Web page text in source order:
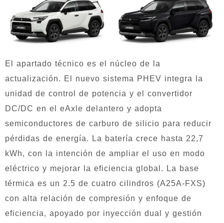
El apartado técnico es el núcleo de la
actualización. El nuevo sistema PHEV integra la
unidad de control de potencia y el convertidor
DC/DC en el eAxle delantero y adopta
semiconductores de carburo de silicio para reducir
pérdidas de energía. La batería crece hasta 22,7
kWh, con la intención de ampliar el uso en modo
eléctrico y mejorar la eficiencia global. La base
térmica es un 2.5 de cuatro cilindros (A25A-FXS)
con alta relación de compresión y enfoque de
eficiencia, apoyado por inyección dual y gestión